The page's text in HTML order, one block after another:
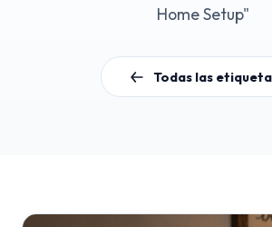
Home Setup"
Todas las